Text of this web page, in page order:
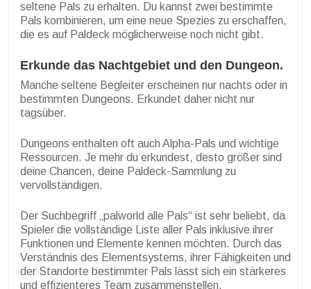
seltene Pals zu erhalten. Du kannst zwei bestimmte
Pals kombinieren, um eine neue Spezies zu erschaffen,
die es auf Paldeck möglicherweise noch nicht gibt.
Erkunde das Nachtgebiet und den Dungeon.
Manche seltene Begleiter erscheinen nur nachts oder in
bestimmten Dungeons. Erkundet daher nicht nur
tagsüber.
Dungeons enthalten oft auch Alpha-Pals und wichtige
Ressourcen. Je mehr du erkundest, desto größer sind
deine Chancen, deine Paldeck-Sammlung zu
vervollständigen.
Der Suchbegriff „palworld alle Pals“ ist sehr beliebt, da
Spieler die vollständige Liste aller Pals inklusive ihrer
Funktionen und Elemente kennen möchten. Durch das
Verständnis des Elementsystems, ihrer Fähigkeiten und
der Standorte bestimmter Pals lässt sich ein stärkeres
und effizienteres Team zusammenstellen.